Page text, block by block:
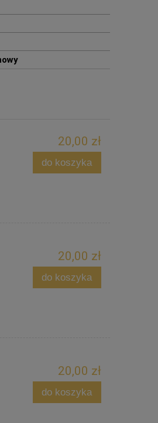
20,00 zł
do koszyka
20,00 zł
do koszyka
20,00 zł
do koszyka